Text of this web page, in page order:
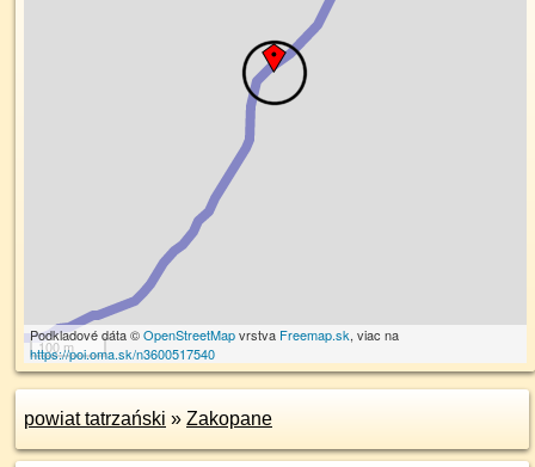
100 m
Podkladové dáta ©OpenStreetMapvrstva Freemap.sk, viac na
https://poi.oma.sk/n3600517540
powiat tatrzański » Zakopane